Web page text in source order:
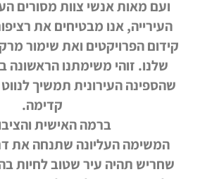
ועם מאות אנשי צוות מסורים
העירייה, אנו מבטיחים את
קידום הפרויקטים ואת שימור
שלנו. זוהי משימתנו
שהספינה העירונית תמשיך
קדימה.
ברמה האישית
המשימה העליונה שתנחה את
שחריש תהיה עיר שטוב לחיות